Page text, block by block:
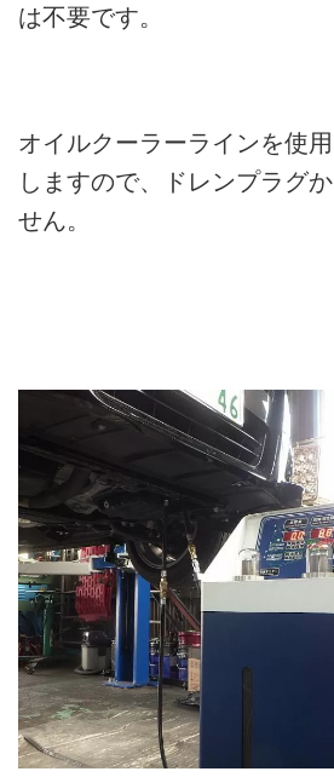
は不要です。
オイルクーラーラインを使
しますので、ドレンプラグ
せん。